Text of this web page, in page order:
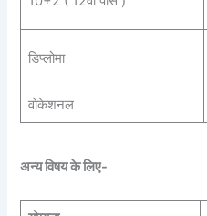
डिप्लोमा
वोकेशनल
अन्य विषय के लिए-